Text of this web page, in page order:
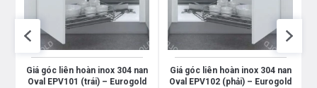
Giá góc liên hoàn inox 304 nan
Oval EPV101 (trái) – Eurogold
Giá góc liên hoàn inox 304 nan
Oval EPV102 (phải) – Eurogold